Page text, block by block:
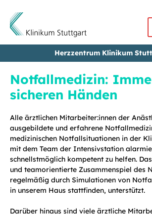
Direkt zum InhaltHerzzentrum Klinikum
Notfallmedizin:
sicheren Händen
Alle ärztlichen Mitarbeiter:innen der
ausgebildete und erfahrene
medizinischen Notfallsituationen in der
mit dem Team der Intensivstation
schnellstmöglich kompetent zu helfen.
und teamorientierte Zusammenspiel des
regelmäßig durch Simulationen von
in unserem Haus stattfinden, unterstützt.
Darüber hinaus sind viele ärztliche